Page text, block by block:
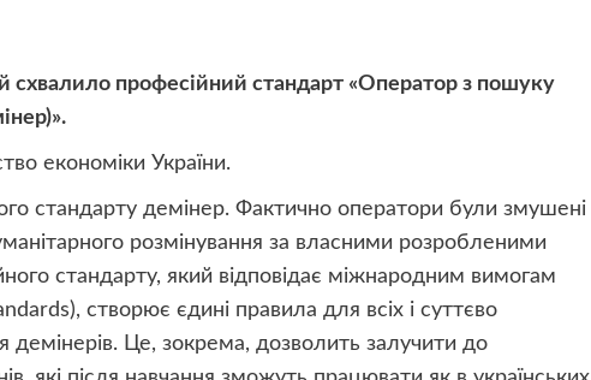
схвалило професійний стандарт «Оператор з пошуку
економіки України.
стандарту демінер. Фактично оператори були змушені
розмінування за власними розробленими
стандарту, який відповідає міжнародним вимогам
створює єдині правила для всіх і суттєво
Це, зокрема, дозволить залучити до